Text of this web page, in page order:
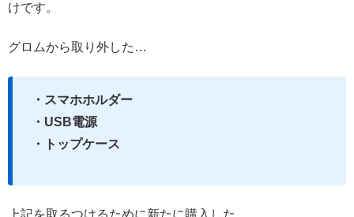
けです。
グロムから取り外した…
・スマホホルダー
・USB電源
・トップケース
上記を取るつけるために新たに購入した、